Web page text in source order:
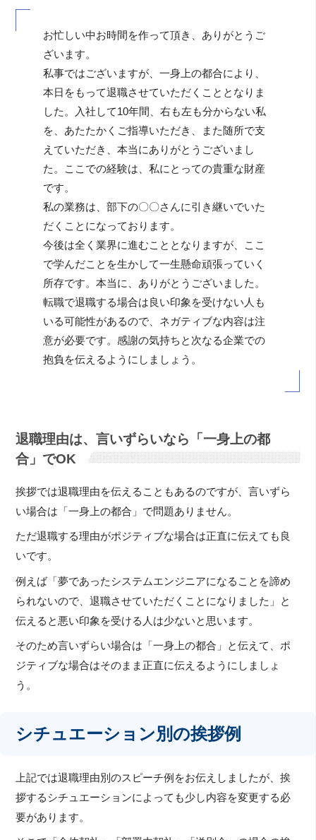
お忙しい中お時間を作って頂き、ありがとうご
ざいます。
私事ではございますが、一身上の都合により、
本日をもって退職させていただくこととなりま
した。入社して10年間、右も左も分からない私
を、あたたかくご指導いただき、また随所で支
えていただき、本当にありがとうございまし
た。ここでの経験は、私にとっての貴重な財産
です。
私の業務は、部下の〇〇さんに引き継いでいた
だくことになっております。
今後は全く業界に進むこととなりますが、ここ
で学んだことを生かして一生懸命頑張っていく
所存です。本当に、ありがとうございました。
転職で退職する場合は良い印象を受けない人も
いる可能性があるので、ネガティブな内容は注
意が必要です。感謝の気持ちと次なる企業での
抱負を伝えるようにしましょう。
退職理由は、言いずらいなら「一身上の都
合」でOK
挨拶では退職理由を伝えることもあるのですが、言いずら
い場合は「一身上の都合」で問題ありません。
ただ退職する理由がポジティブな場合は正直に伝えても良
いです。
例えば「夢であったシステムエンジニアになることを諦め
られないので、退職させていただくことになりました」と
伝えると悪い印象を受ける人は少ないと思います。
そのため言いずらい場合は「一身上の都合」と伝えて、ポ
ジティブな場合はそのまま正直に伝えるようにしましょ
う。
シチュエーション別の挨拶例
上記では退職理由別のスピーチ例をお伝えしましたが、挨
拶するシチュエーションによっても少し内容を変更する必
要があります。